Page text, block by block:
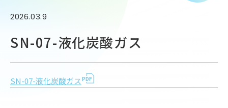
2026.03.9
SN-07-液化炭酸ガス
SN-07-液化炭酸ガス